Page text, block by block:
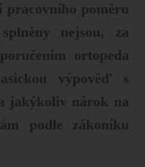
pracovního poměru
nejsou, za
ortopeda
výpověď s
jakýkoliv nárok na
podle zákoníku